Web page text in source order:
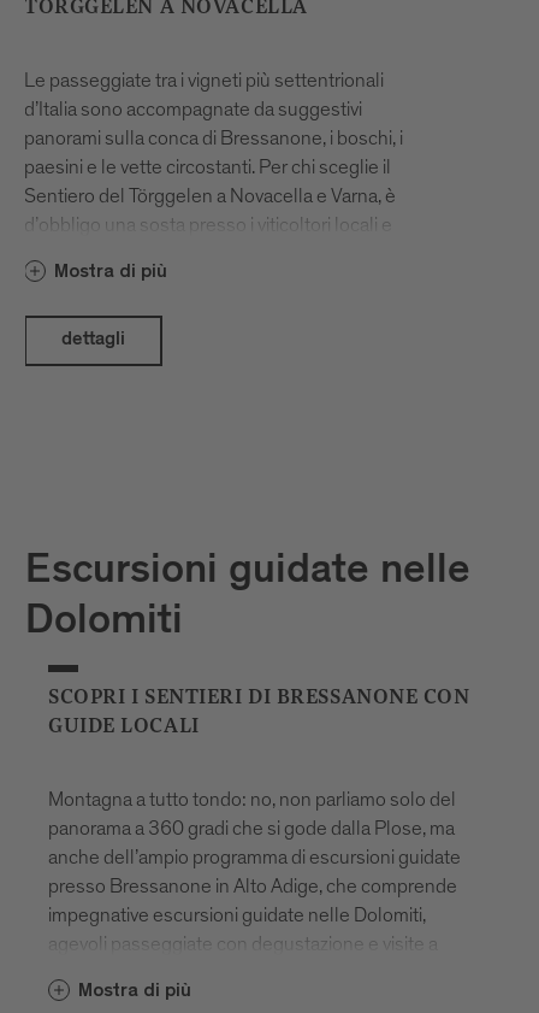
TÖRGGELEN A NOVACELLA
Le passeggiate tra i vigneti più settentrionali
d’Italia sono accompagnate da suggestivi
panorami sulla conca di Bressanone, i boschi, i
paesini e le vette circostanti. Per chi sceglie il
Sentiero del Törggelen a Novacella e Varna, è
d’obbligo una sosta presso i viticoltori locali e
Stube e nelle cantine dei vignaioli il tempo
scorre piacevolmente, tra castagne arrosto,
calici di ottimo vino dell’Alto Adige e
chiacchierate sulla viticoltura regionale. Il
Mostra di più
dettagli
Escursioni guidate nelle
Dolomiti
SCOPRI I SENTIERI DI BRESSANONE CON
GUIDE LOCALI
Montagna a tutto tondo: no, non parliamo solo del
panorama a 360 gradi che si gode dalla Plose, ma
anche dell’ampio programma di escursioni guidate
presso Bressanone in Alto Adige, che comprende
impegnative escursioni guidate nelle Dolomiti,
agevoli passeggiate con degustazione e visite a
pena di approfittarne, anche perché alcune
Mostra di più